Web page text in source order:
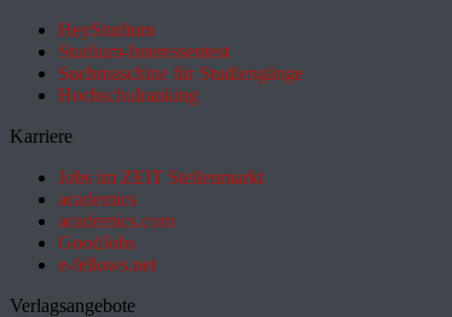
HeyStudium
Studium-Interessentest
Suchmaschine für Studiengänge
Hochschulranking
Karriere
Jobs im ZEIT Stellenmarkt
academics
academics.com
GoodJobs
e-fellows.net
Verlagsangebote